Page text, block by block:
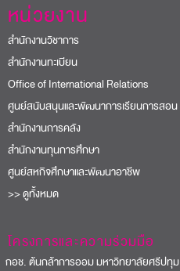
หน่วยงาน
สำนักงานวิชาการ
สำนักงานทะเบียน
Office of International Relations
ศูนย์สนับสนุนและพัฒนาการเรียนการสอน
สำนักงานการคลัง
สำนักงานทุนการศึกษา
ศูนย์สหกิจศึกษาและพัฒนาอาชีพ
>> ดูทั้งหมด
โครงการและความร่วมมือ
ช. ต้นกล้าการออม มหาวิทยาลัยศรีปทุม